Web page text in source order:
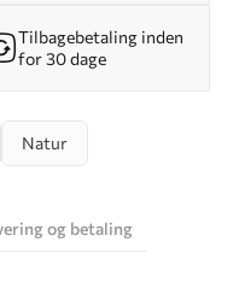
Tilbagebetaling inden
for 30 dage
Natur
og betaling